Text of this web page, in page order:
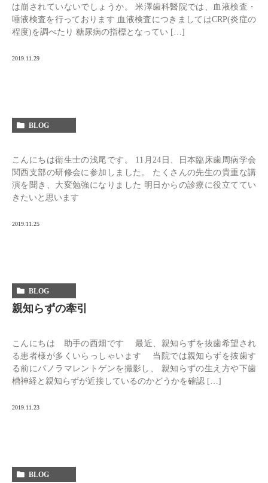
は崩されていないでしょうか。 米澤歯科醫院では、血液検査・
唾液検査を行っております 血液検査につきましてはCRP(炎症の
程度)を調べたり 糖尿病の指標となってい […]
2019.11.29
BLOG
こんにちは衛生士の浅尾です。 11月24日、日本臨床歯周病学会
関西支部の研修会に参加しました。 たくさんの先生の貴重な講
演を聞き、大変勉強になりました 明日からの診療に役立ててい
きたいと思います
2019.11.25
BLOG
親知らずの牽引
こんにちは 助手の西畑です 最近、親知らずを抜歯希望され
る患者様が多くいらっしゃいます 当院では親知らずを抜歯す
る前にパノラマレントゲンを撮影し、 親知らずの生え方や下歯
槽神経と親知らずが近接しているのかどうかを確認 […]
2019.11.23
BLOG